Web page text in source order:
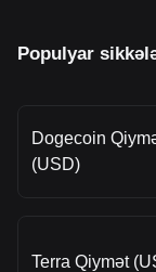
Populyar
Dogecoin
(USD)
Terra Qiymət